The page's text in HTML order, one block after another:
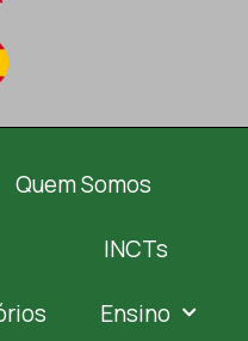
Quem Somos
INCTs
Ensino